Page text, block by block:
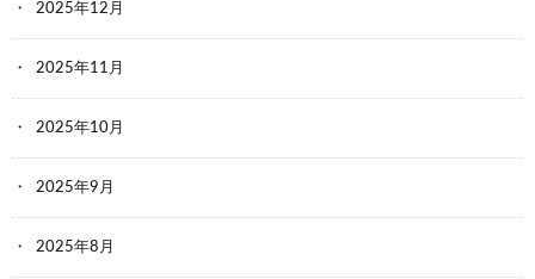
2025年12月
2025年11月
2025年10月
2025年9月
2025年8月